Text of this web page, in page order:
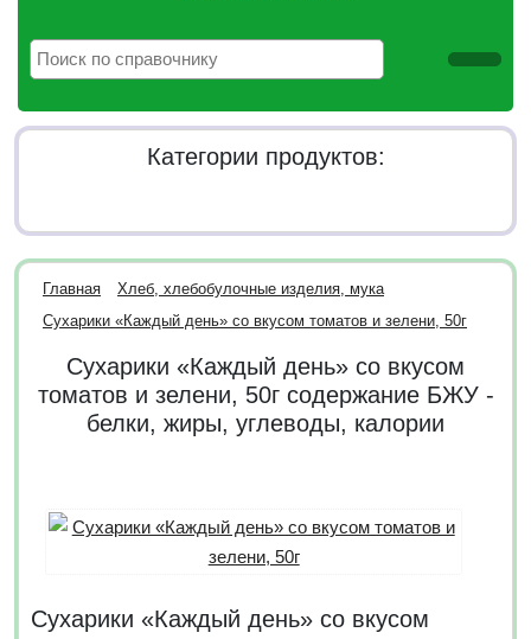
Категории продуктов:
Главная
Хлеб, хлебобулочные изделия, мука
Сухарики «Каждый день» со вкусом томатов и зелени, 50г
Сухарики «Каждый день» со вкусом
томатов и зелени, 50г содержание БЖУ -
белки, жиры, углеводы, калории
Сухарики «Каждый день» со вкусом